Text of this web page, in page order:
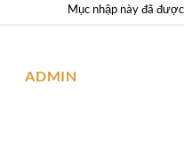
Mục nhập này đã
ADMIN